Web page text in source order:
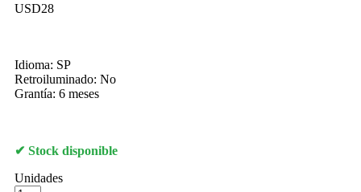
USD28
Idioma: SP
Retroiluminado: No
Grantía: 6 meses
Stock disponible
Unidades